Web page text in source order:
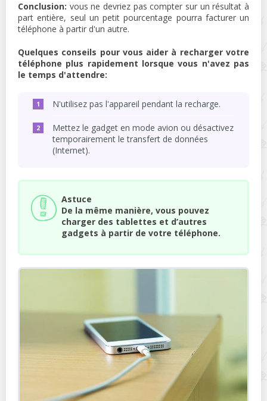
Conclusion: vous ne devriez pas compter sur un résultat à
part entière, seul un petit pourcentage pourra facturer un
téléphone à partir d'un autre.
Quelques conseils pour vous aider à recharger votre
téléphone plus rapidement lorsque vous n'avez pas
le temps d'attendre:
N'utilisez pas l'appareil pendant la recharge.
Mettez le gadget en mode avion ou désactivez
temporairement le transfert de données
(Internet).
Astuce
De la même manière, vous pouvez
charger des tablettes et d’autres
gadgets à partir de votre téléphone.